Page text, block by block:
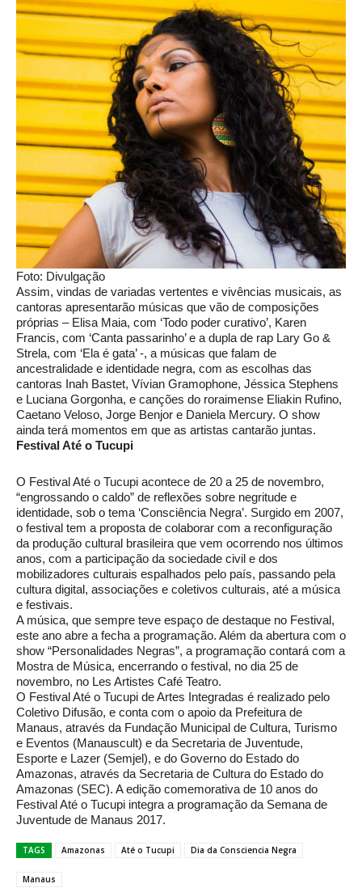
Foto: Divulgação
Assim, vindas de variadas vertentes e vivências musicais, as
cantoras apresentarão músicas que vão de composições
próprias – Elisa Maia, com ‘Todo poder curativo’, Karen
Francis, com ‘Canta passarinho’ e a dupla de rap Lary Go &
Strela, com ‘Ela é gata’ -, a músicas que falam de
ancestralidade e identidade negra, com as escolhas das
cantoras Inah Bastet, Vívian Gramophone, Jéssica Stephens
e Luciana Gorgonha, e canções do roraimense Eliakin Rufino,
Caetano Veloso, Jorge Benjor e Daniela Mercury. O show
ainda terá momentos em que as artistas cantarão juntas.
Festival Até o Tucupi
O Festival Até o Tucupi acontece de 20 a 25 de novembro,
“engrossando o caldo” de reflexões sobre negritude e
identidade, sob o tema ‘Consciência Negra’. Surgido em 2007,
o festival tem a proposta de colaborar com a reconfiguração
da produção cultural brasileira que vem ocorrendo nos últimos
anos, com a participação da sociedade civil e dos
mobilizadores culturais espalhados pelo país, passando pela
cultura digital, associações e coletivos culturais, até a música
e festivais.
A música, que sempre teve espaço de destaque no Festival,
este ano abre a fecha a programação. Além da abertura com o
show “Personalidades Negras”, a programação contará com a
Mostra de Música, encerrando o festival, no dia 25 de
novembro, no Les Artistes Café Teatro.
O Festival Até o Tucupi de Artes Integradas é realizado pelo
Coletivo Difusão, e conta com o apoio da Prefeitura de
Manaus, através da Fundação Municipal de Cultura, Turismo
e Eventos (Manauscult) e da Secretaria de Juventude,
Esporte e Lazer (Semjel), e do Governo do Estado do
Amazonas, através da Secretaria de Cultura do Estado do
Amazonas (SEC). A edição comemorativa de 10 anos do
Festival Até o Tucupi integra a programação da Semana de
Juventude de Manaus 2017.
TAGS Amazonas Até o Tucupi Dia da Consciencia Negra
Manaus